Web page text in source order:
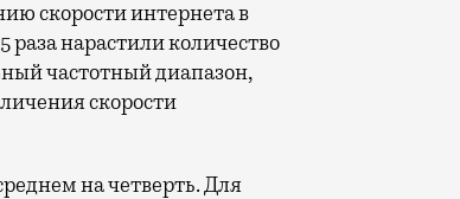
раза нарастили количество
частотный диапазон,
скорости
на четверть. Для